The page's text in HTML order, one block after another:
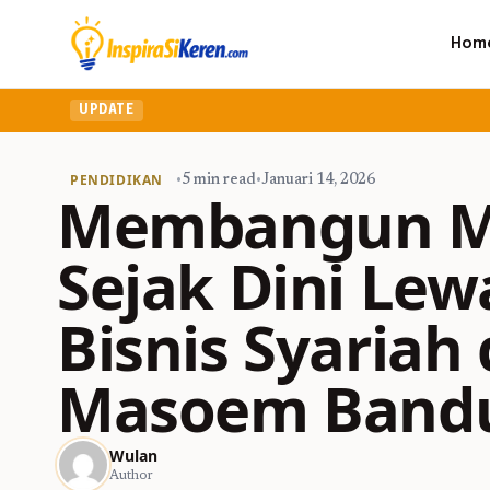
UPDATE
PENDIDIKAN •5 min read•Januari 14, 2026
Membangun
Sejak Dini
Bisnis
Masoem
Wulan
Author